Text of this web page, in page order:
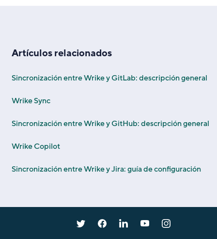
Artículos relacionados
Sincronización entre Wrike y GitLab: descripción general
Wrike Sync
Sincronización entre Wrike y GitHub: descripción general
Wrike Copilot
Sincronización entre Wrike y Jira: guía de configuración